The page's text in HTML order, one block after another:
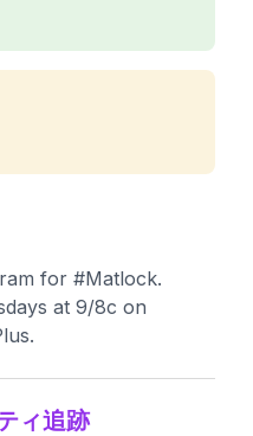
for #Matlock.
at 9/8c on
ィ追跡